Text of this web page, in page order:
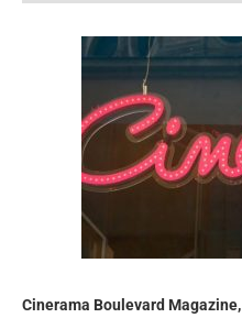
Cinerama Boulevard Magazine,